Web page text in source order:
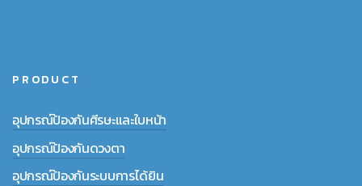
PRODUCT
อุปกรณ์ป้องกันศีรษะและใบหน้า
อุปกรณ์ป้องกันดวงตา
อุปกรณ์ป้องกันระบบการได้ยิน